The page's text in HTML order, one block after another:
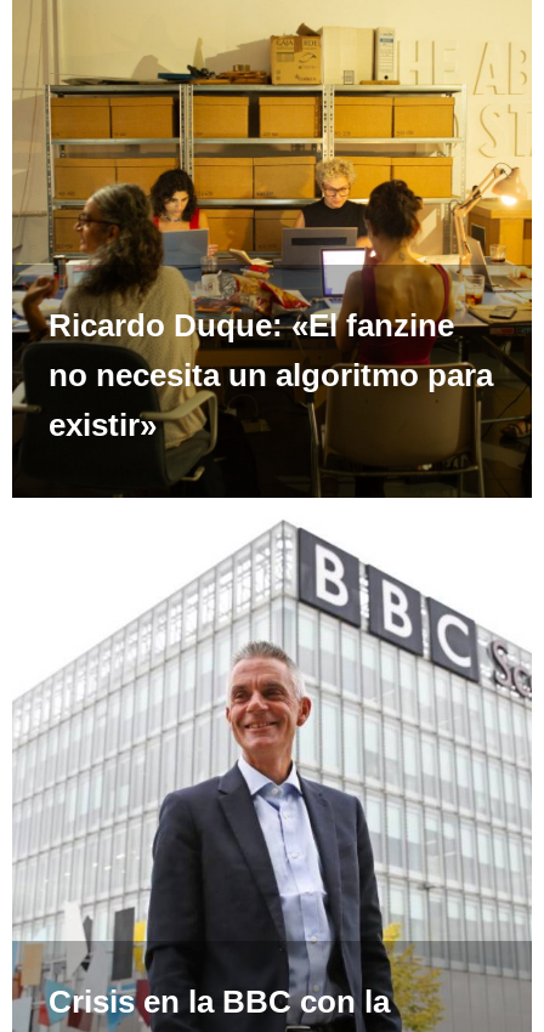
Ricardo Duque: «El fanzine
no necesita un algoritmo para
existir»
Crisis en la BBC con la